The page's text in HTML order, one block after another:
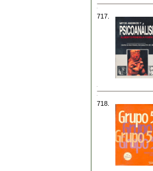
717.
718.